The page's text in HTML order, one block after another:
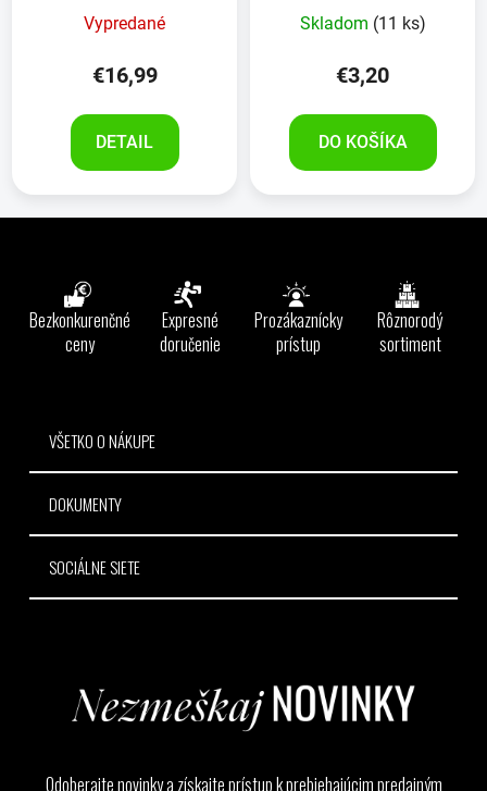
Vypredané
€16,99
DETAIL
Skladom (11 ks)
€3,20
DO KOŠÍKA
Bezkonkurenčné
ceny
Expresné
doručenie
Prozákaznícky
prístup
Rôznorodý
sortiment
VŠETKO O NÁKUPE
DOKUMENTY
SOCIÁLNE SIETE
Odoberajte novinky a získajte prístup k prebiehajúcim predajným